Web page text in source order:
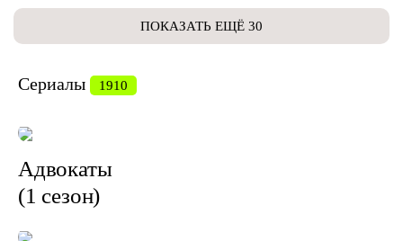
ПОКАЗАТЬ ЕЩЁ 30
Сериалы 1910
Адвокаты
(1 сезон)